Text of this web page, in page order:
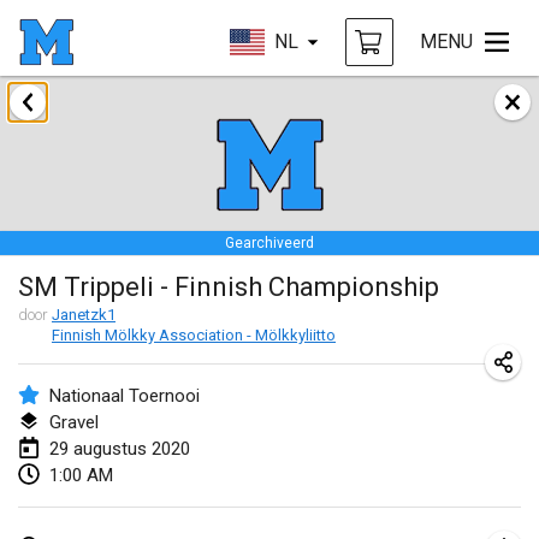
NL MENU
Gearchiveerd
SM Trippeli - Finnish Championship
door Janetzk1
Finnish Mölkky Association - Mölkkyliitto
Nationaal Toernooi
Gravel
29 augustus 2020
1:00 AM
januari 2020
New Year's Throw Mölkky
Tsjechië
Tournoi Mixte ASPTTOM
11 jan. 2020 Frankrijk
Morukku tama League
12 jan. 2020|Japan
Ystävyysturnaus
18 jan. 2020|Finland
Individuel du Garo